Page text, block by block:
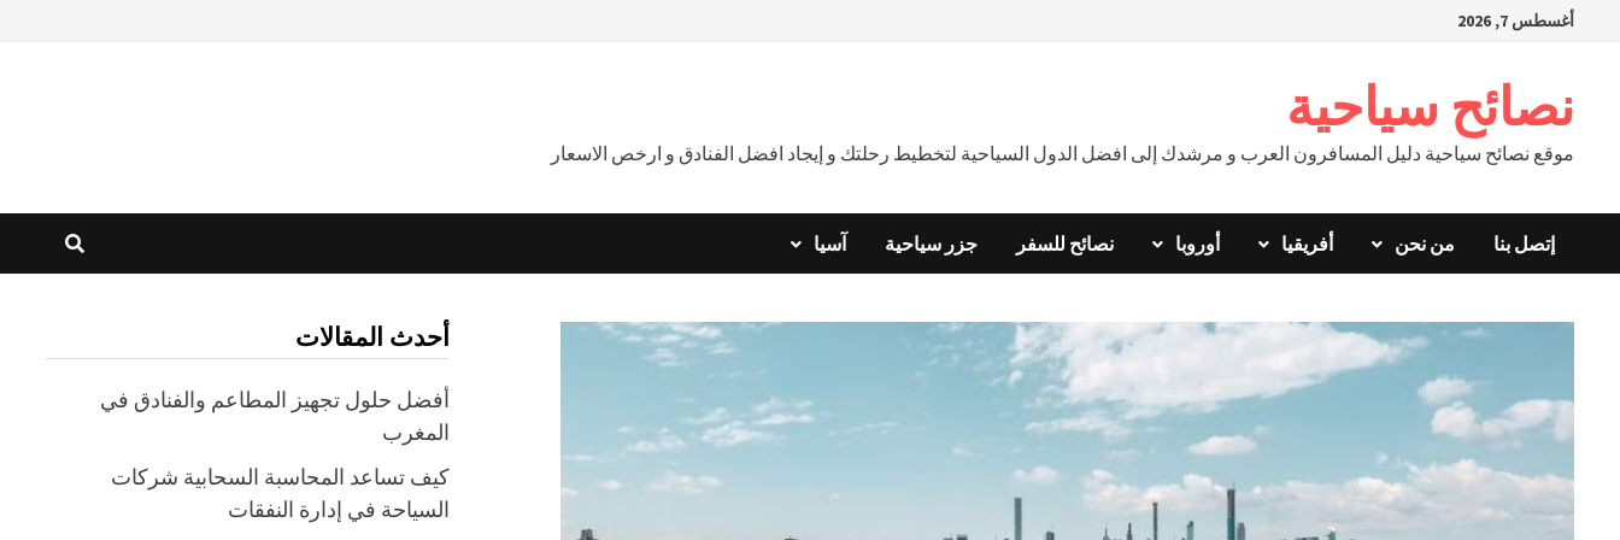
أغسطس 7, 2026
نصائح سياحية
موقع نصائح سياحية دليل المسافرون العرب و مرشدك إلى افضل الدول السياحية لتخطيط رحلتك و إيجاد افضل الفنادق و ارخص الاسعار
إتصل بنا من نحن أفريقيا أوروبا نصائح للسفر جزر سياحية آسيا
أحدث المقالات
أفضل حلول تجهيز المطاعم والفنادق في
المغرب
كيف تساعد المحاسبة السحابية شركات
السياحة في إدارة النفقات